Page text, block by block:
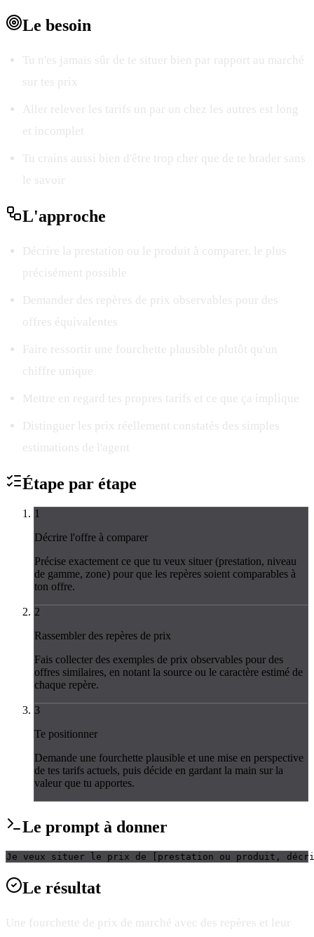
Le besoin
Tu n'es jamais sûr de te situer bien par rapport au marché
sur tes prix
Aller relever les tarifs un par un chez les autres est long
et incomplet
Tu crains aussi bien d'être trop cher que de te brader sans
le savoir
L'approche
Décrire la prestation ou le produit à comparer, le plus
précisément possible
Demander des repères de prix observables pour des
offres équivalentes
Faire ressortir une fourchette plausible plutôt qu'un
chiffre unique
Mettre en regard tes propres tarifs et ce que ça implique
Distinguer les prix réellement constatés des simples
estimations de l'agent
Étape par étape
1
Décrire l'offre à comparer
Précise exactement ce que tu veux situer (prestation, niveau
de gamme, zone) pour que les repères soient comparables à
ton offre.
2
Rassembler des repères de prix
Fais collecter des exemples de prix observables pour des
offres similaires, en notant la source ou le caractère estimé de
chaque repère.
3
Te positionner
Demande une fourchette plausible et une mise en perspective
de tes tarifs actuels, puis décide en gardant la main sur la
valeur que tu apportes.
Le prompt à donner
Je veux situer le prix de [prestation ou produit, décrit
Le résultat
Une fourchette de prix de marché avec des repères et leur